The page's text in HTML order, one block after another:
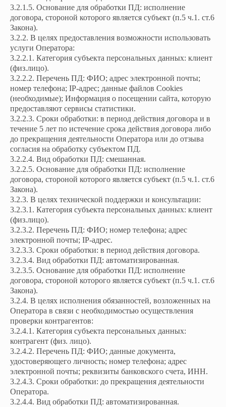
3.2.1.5. Основание для обработки ПД: исполнение
договора, стороной которого является субъект (п.5 ч.1. ст.6
Закона).
3.2.2. В целях предоставления возможности использовать
услуги Оператора:
3.2.2.1. Категория субъекта персональных данных: клиент
(физ.лицо).
3.2.2.2. Перечень ПД: ФИО; адрес электронной почты;
номер телефона; IP-адрес; данные файлов Cookies
(необходимые); Информация о посещении сайта, которую
предоставляют сервисы статистики.
3.2.2.3. Сроки обработки: в период действия договора и в
течение 5 лет по истечение срока действия договора либо
до прекращения деятельности Оператора или до отзыва
согласия на обработку субъектом ПД.
3.2.2.4. Вид обработки ПД: смешанная.
3.2.2.5. Основание для обработки ПД: исполнение
договора, стороной которого является субъект (п.5 ч.1. ст.6
Закона).
3.2.3. В целях технической поддержки и консультации:
3.2.3.1. Категория субъекта персональных данных: клиент
(физ.лицо).
3.2.3.2. Перечень ПД: ФИО; номер телефона; адрес
электронной почты; IP-адрес.
3.2.3.3. Сроки обработки: в период действия договора.
3.2.3.4. Вид обработки ПД: автоматизированная.
3.2.3.5. Основание для обработки ПД: исполнение
договора, стороной которого является субъект (п.5 ч.1. ст.6
Закона).
3.2.4. В целях исполнения обязанностей, возложенных на
Оператора в связи с необходимостью осуществления
проверки контрагентов:
3.2.4.1. Категория субъекта персональных данных:
контрагент (физ. лицо).
3.2.4.2. Перечень ПД: ФИО; данные документа,
удостоверяющего личность; номер телефона; адрес
электронной почты; реквизиты банковского счета, ИНН.
3.2.4.3. Сроки обработки: до прекращения деятельности
Оператора.
3.2.4.4. Вид обработки ПД: автоматизированная.